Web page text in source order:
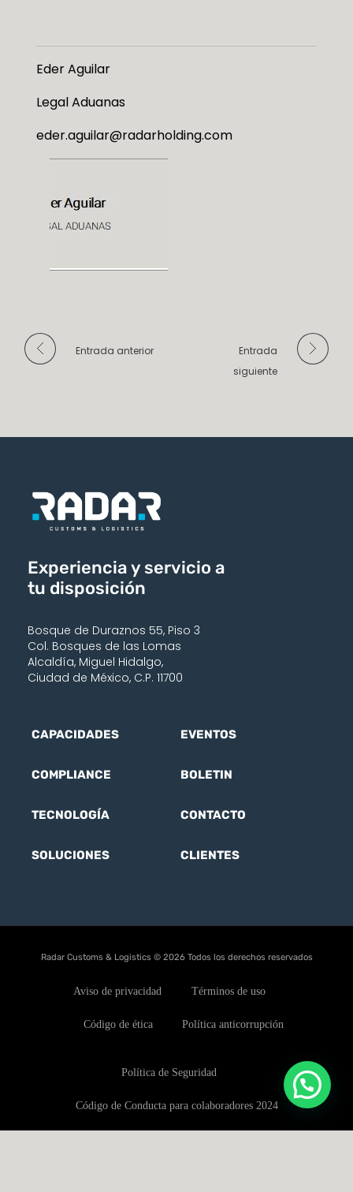
Eder Aguilar
Legal Aduanas
eder.aguilar@radarholding.com
Entrada anterior
Entrada
siguiente
Experiencia y servicio a
tu disposición
Bosque de Duraznos 55, Piso 3
Col. Bosques de las Lomas
Alcaldía, Miguel Hidalgo,
Ciudad de México, C.P. 11700
CAPACIDADES
COMPLIANCE
TECNOLOGÍA
SOLUCIONES
EVENTOS
BOLETIN
CONTACTO
CLIENTES
Radar Customs & Logistics © 2026 Todos los derechos reservados
Aviso de privacidad Términos de uso
Código de ética Política anticorrupción
Política de Seguridad
Código de Conducta para colaboradores 2024